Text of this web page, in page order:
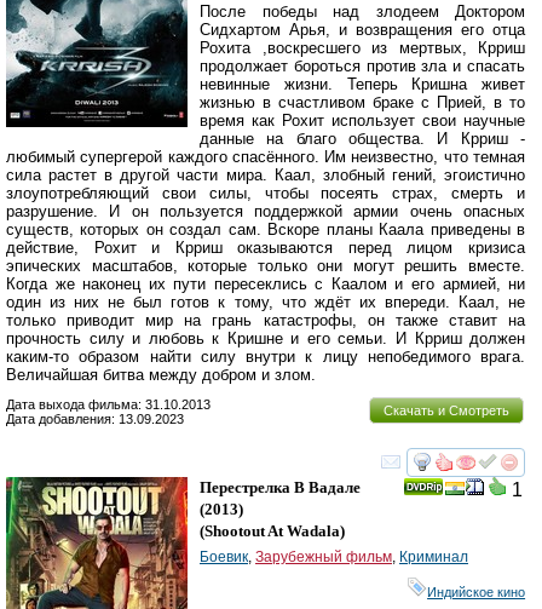
После победы над злодеем Доктором
Сидхартом Арья, и возвращения его отца
Рохита ,воскресшего из мертвых, Крриш
продолжает бороться против зла и спасать
невинные жизни. Теперь Кришна живет
жизнью в счастливом браке с Прией, в то
время как Рохит использует свои научные
данные на благо общества. И Крриш -
любимый супергерой каждого спасённого. Им неизвестно, что темная
сила растет в другой части мира. Каал, злобный гений, эгоистично
злоупотребляющий свои силы, чтобы посеять страх, смерть и
разрушение. И он пользуется поддержкой армии очень опасных
существ, которых он создал сам. Вскоре планы Каала приведены в
действие, Рохит и Крриш оказываются перед лицом кризиса
эпических масштабов, которые только они могут решить вместе.
Когда же наконец их пути пересеклись с Каалом и его армией, ни
один из них не был готов к тому, что ждёт их впереди. Каал, не
только приводит мир на грань катастрофы, он также ставит на
прочность силу и любовь к Кришне и его семьи. И Крриш должен
каким-то образом найти силу внутри к лицу непобедимого врага.
Величайшая битва между добром и злом.
Скачать и Смотреть
Дата выхода фильма: 31.10.2013
Дата добавления: 13.09.2023
смотреть
1
Перестрелка В Вадале
(2013)
(Shootout At Wadala)
Боевик Зарубежный фильм Криминал
Индийское кино